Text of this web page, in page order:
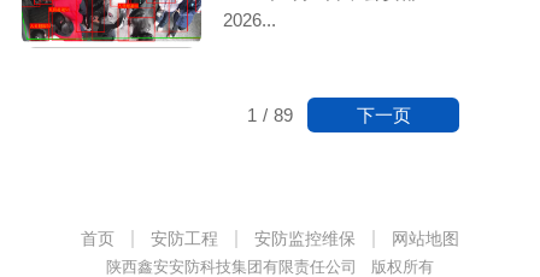
2026...
1 / 89 下一页
首页 安防工程 安防监控维保 网站地图
陕西鑫安安防科技集团有限责任公司 版权所有